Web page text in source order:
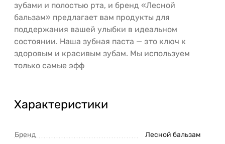
зубами и полостью рта, и бренд «Лесной
бальзам» предлагает вам продукты для
поддержания вашей улыбки в идеальном
состоянии. Наша зубная паста — это ключ к
здоровым и красивым зубам. Мы используем
только самые эфф
Характеристики
Бренд Лесной бальзам